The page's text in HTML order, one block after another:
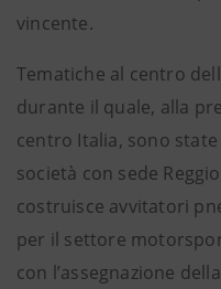
vincente.
Tematiche al centro
durante il quale, alla
centro Italia, sono
società con sede
costruisce avvitatori
per il settore
con l’assegnazione della